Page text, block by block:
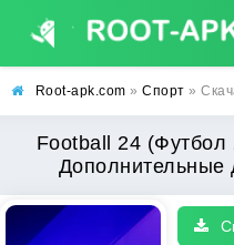
Root-apk.com » Спорт » Скачать Football
Football 24
Дополнительные